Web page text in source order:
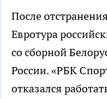
После
Евротура
со сборной
России. «РБК
отказался